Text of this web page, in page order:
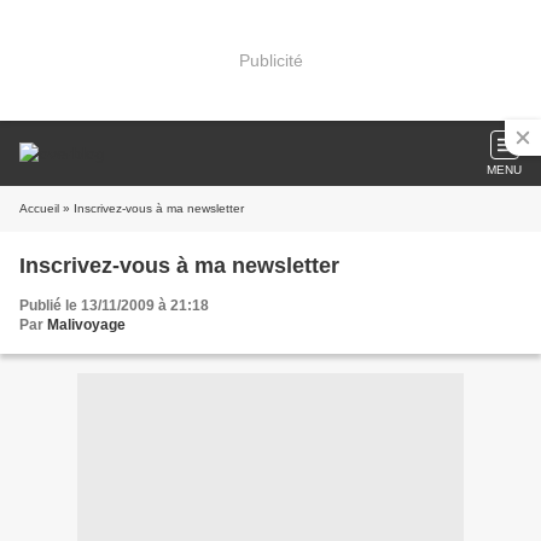
Publicité
MENU
Accueil » Inscrivez-vous à ma newsletter
Inscrivez-vous à ma newsletter
Publié le 13/11/2009 à 21:18
Par Malivoyage